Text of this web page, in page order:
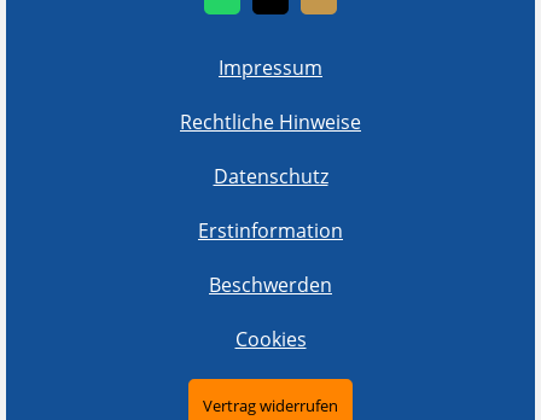
Impressum
Rechtliche Hinweise
Datenschutz
Erstinformation
Beschwerden
Cookies
Vertrag widerrufen